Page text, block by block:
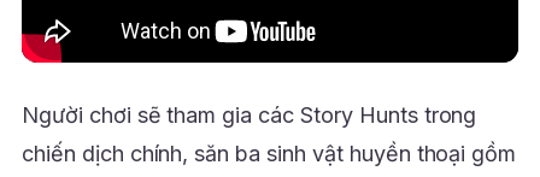
Người chơi sẽ tham gia các Story Hunts trong
chiến dịch chính, săn ba sinh vật huyền thoại gồm